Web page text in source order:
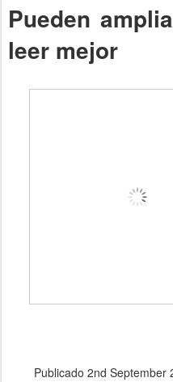
Pueden
leer mejor
Publicado 2nd September